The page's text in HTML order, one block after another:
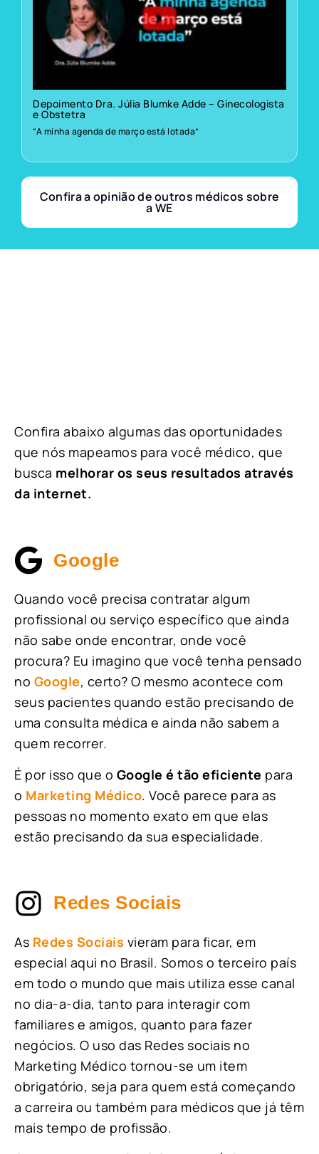
Depoimento Dra. Júlia Blumke Adde – Ginecologista
e Obstetra
“A minha agenda de março está lotada”
Confira a opinião de outros médicos sobre
a WE
Confira abaixo algumas das oportunidades
que nós mapeamos para você médico, que
busca melhorar os seus resultados através
da internet.
Google
Quando você precisa contratar algum
profissional ou serviço específico que ainda
não sabe onde encontrar, onde você
procura? Eu imagino que você tenha pensado
no Google, certo? O mesmo acontece com
seus pacientes quando estão precisando de
uma consulta médica e ainda não sabem a
quem recorrer.
É por isso que o Google é tão eficiente para
o Marketing Médico. Você parece para as
pessoas no momento exato em que elas
estão precisando da sua especialidade.
Redes Sociais
As Redes Sociais vieram para ficar, em
especial aqui no Brasil. Somos o terceiro país
em todo o mundo que mais utiliza esse canal
no dia-a-dia, tanto para interagir com
familiares e amigos, quanto para fazer
negócios. O uso das Redes sociais no
Marketing Médico tornou-se um item
obrigatório, seja para quem está começando
a carreira ou também para médicos que já têm
mais tempo de profissão.